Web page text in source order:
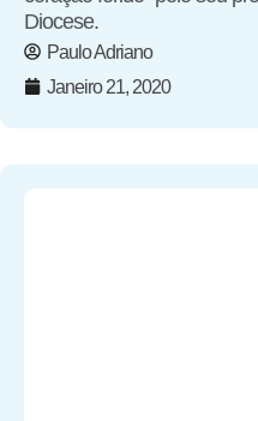
Diocese.
Paulo Adriano
Janeiro 21, 2020